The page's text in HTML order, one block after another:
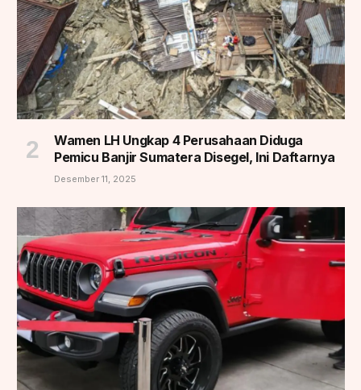
Wamen LH Ungkap 4 Perusahaan Diduga
Pemicu Banjir Sumatera Disegel, Ini Daftarnya
Desember 11, 2025